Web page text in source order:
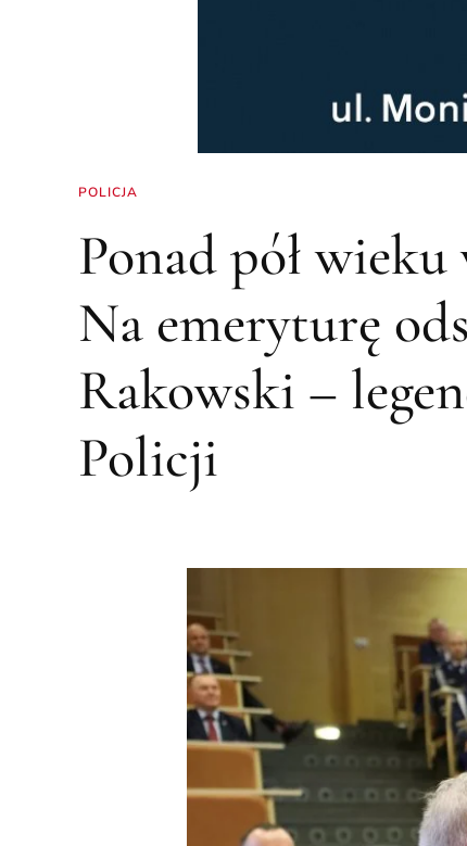
POLICJA
Ponad pół wieku
Na emeryturę
Rakowski –
Policji